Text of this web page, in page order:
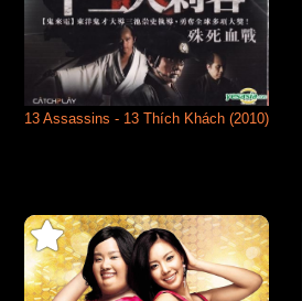
13 Assassins - 13 Thích Khách (2010)